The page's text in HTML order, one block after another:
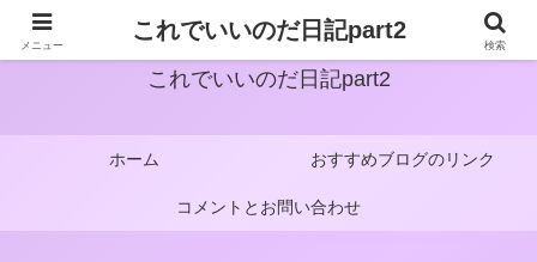
これでいいのだ日記part2
ホーム おすすめブログのリンク
コメントとお問い合わせ
メニュー
これでいいのだ日記part2
検索